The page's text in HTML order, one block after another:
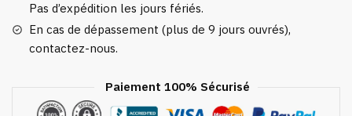
Pas d’expédition les jours fériés.
En cas de dépassement (plus de 9 jours ouvrés),
contactez-nous.
Paiement 100% Sécurisé